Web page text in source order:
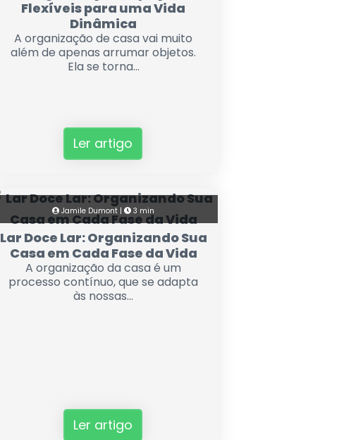
Flexíveis para uma Vida
Dinâmica
A organização de casa vai muito
além de apenas arrumar objetos.
Ela se torna...
Ler artigo
Jamile Dumont | 3 min
Lar Doce Lar: Organizando Sua
Casa em Cada Fase da Vida
A organização da casa é um
processo contínuo, que se adapta
às nossas...
Ler artigo